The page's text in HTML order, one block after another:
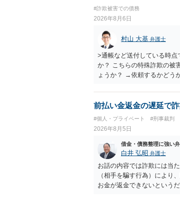
#詐欺被害での債務
2026年8月6日
村山 大基 弁護士
>通帳など送付している時点
か？ こちらの特殊詐欺の被
ょうか？ →依頼するかどう
とは可能でしょうか？ →一
払わないで和解したいと言
だ、弁護士費用かけるなら
前払い金返金の遅延で
#個人・プライベート #刑事裁判
2026年8月5日
借金・債務整理に強い
白井 弘昭 弁護士
お話の内容では詐欺には当
（相手を騙す行為）により
お金が返金できないという